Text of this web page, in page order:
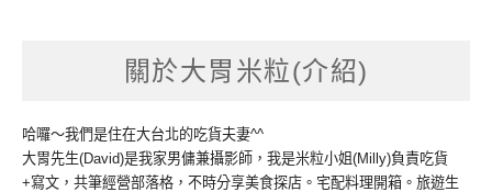
關於大胃米粒(介紹)
哈囉～我們是住在大台北的吃貨夫妻^^
大胃先生(David)是我家男傭兼攝影師，我是米粒小姐(Milly)負責吃貨
+寫文，共筆經營部落格，不時分享美食探店。宅配料理開箱。旅遊生